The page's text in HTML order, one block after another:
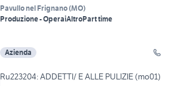
Pavullo nel Frignano(MO)
Produzione - OperaiAltroPart time
Azienda
Ru223204: ADDETTI/ E ALLE PULIZIE (mo01)